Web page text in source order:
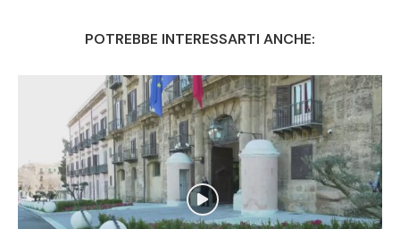
POTREBBE INTERESSARTI ANCHE: